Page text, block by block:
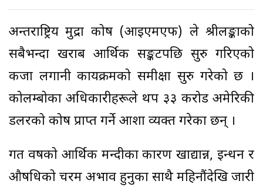
अन्तर्राष्ट्रिय मुद्रा कोष (आईएमएफ) ले श्रीलङ्काको
सबैभन्दा खराब आर्थिक सङ्कटपछि सुरु गरिएको
कर्जा लगानी कार्यक्रमको समीक्षा सुरु गरेको छ ।
कोलम्बोका अधिकारीहरूले थप ३३ करोड अमेरिकी
डलरको कोष प्राप्त गर्ने आशा व्यक्त गरेका छन् ।
गत वर्षको आर्थिक मन्दीका कारण खाद्यान्न, इन्धन र
औषधिको चरम अभाव हुनुका साथै महिनौंदेखि जारी